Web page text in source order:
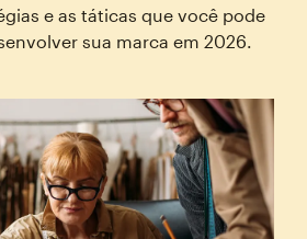
e as táticas que você pode
sua marca em 2026.